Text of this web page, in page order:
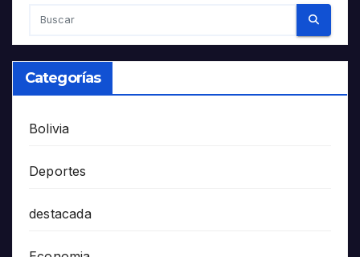
Categorías
Bolivia
Deportes
destacada